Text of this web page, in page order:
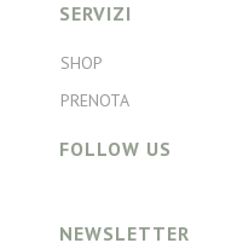
SERVIZI
SHOP
PRENOTA
FOLLOW US
NEWSLETTER